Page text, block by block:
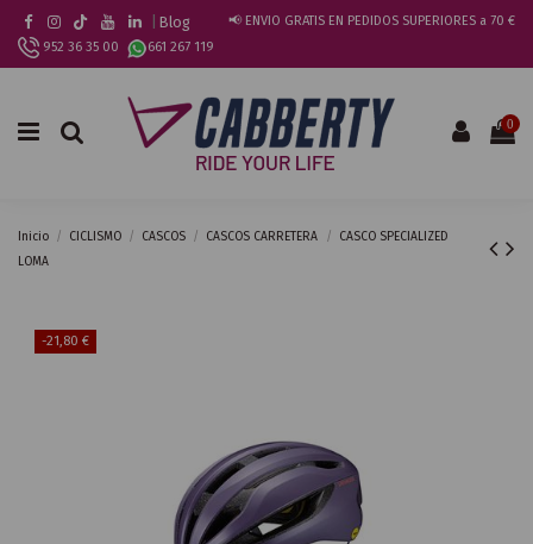
Blog
📢 ENVIO GRATIS EN PEDIDOS SUPERIORES a 70 €
952 36 35 00
661 267 119
0
Inicio CICLISMO CASCOS CASCOS CARRETERA
CASCO SPECIALIZED
LOMA
-21,80 €